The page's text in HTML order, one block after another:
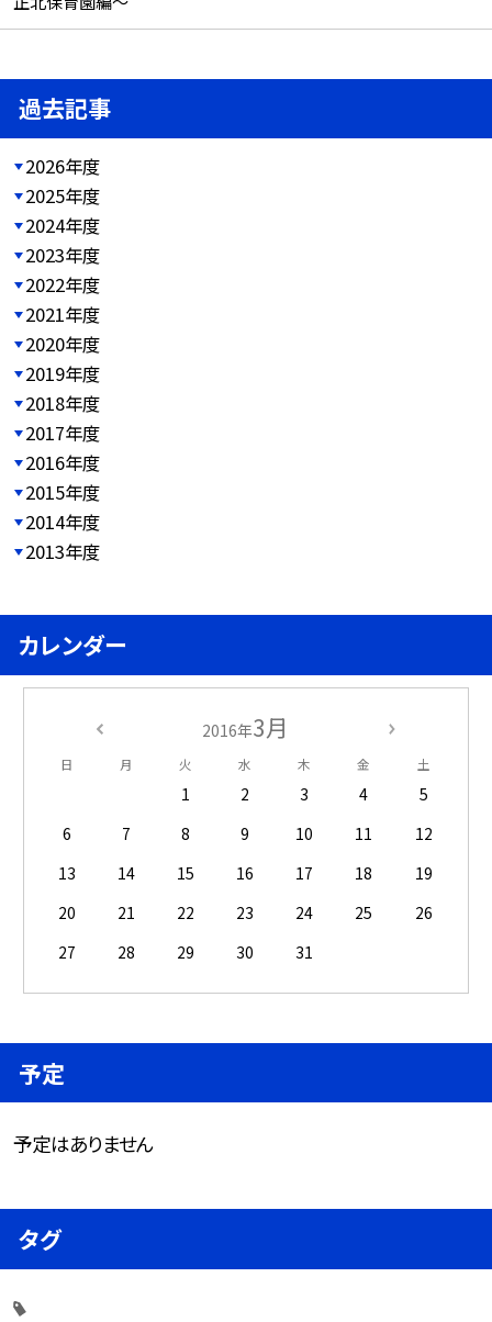
過去記事
2026年度
2025年度
2024年度
2023年度
2022年度
2021年度
2020年度
2019年度
2018年度
2017年度
2016年度
2015年度
2014年度
2013年度
カレンダー
2016年3月
日 月 火 水 木 金 土
1 2 3 4
5
6
7 8 9 10 11
12
13
14 15 16 17 18
19
20
21 22 23 24 25
26
27
28 29 30 31
予定
予定はありません
タグ